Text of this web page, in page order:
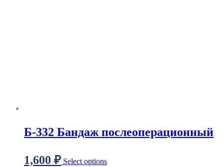
Б-332 Бандаж послеоперационный
1,600 ₽ Select options